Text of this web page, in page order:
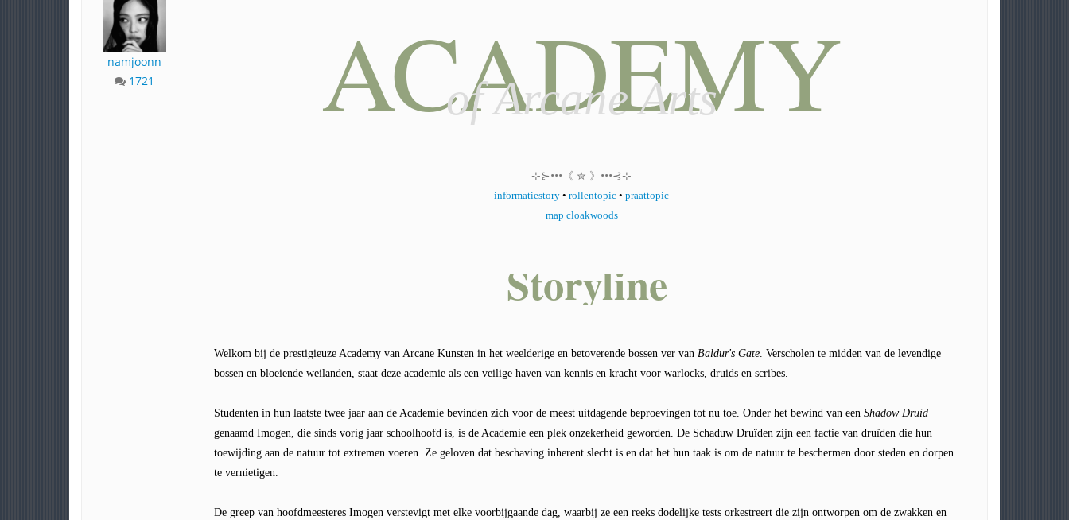
namjoonn
1721
ACADEMY
of Arcane Arts
⊹⊱•••《 ✮ 》•••⊰⊹
informatiestory • rollentopic • praattopic
map cloakwoods
Storyline
Welkom bij de prestigieuze Academy van Arcane Kunsten in het weelderige en betoverende bossen ver van Baldur's Gate. Verscholen te midden van de levendige
bossen en bloeiende weilanden, staat deze academie als een veilige haven van kennis en kracht voor warlocks, druids en scribes.
Studenten in hun laatste twee jaar aan de Academie bevinden zich voor de meest uitdagende beproevingen tot nu toe. Onder het bewind van een Shadow Druid
genaamd Imogen, die sinds vorig jaar schoolhoofd is, is de Academie een plek onzekerheid geworden. De Schaduw Druïden zijn een factie van druïden die hun
toewijding aan de natuur tot extremen voeren. Ze geloven dat beschaving inherent slecht is en dat het hun taak is om de natuur te beschermen door steden en dorpen
te vernietigen.
De greep van hoofdmeesteres Imogen verstevigt met elke voorbijgaande dag, waarbij ze een reeks dodelijke tests orkestreert die zijn ontworpen om de zwakken en